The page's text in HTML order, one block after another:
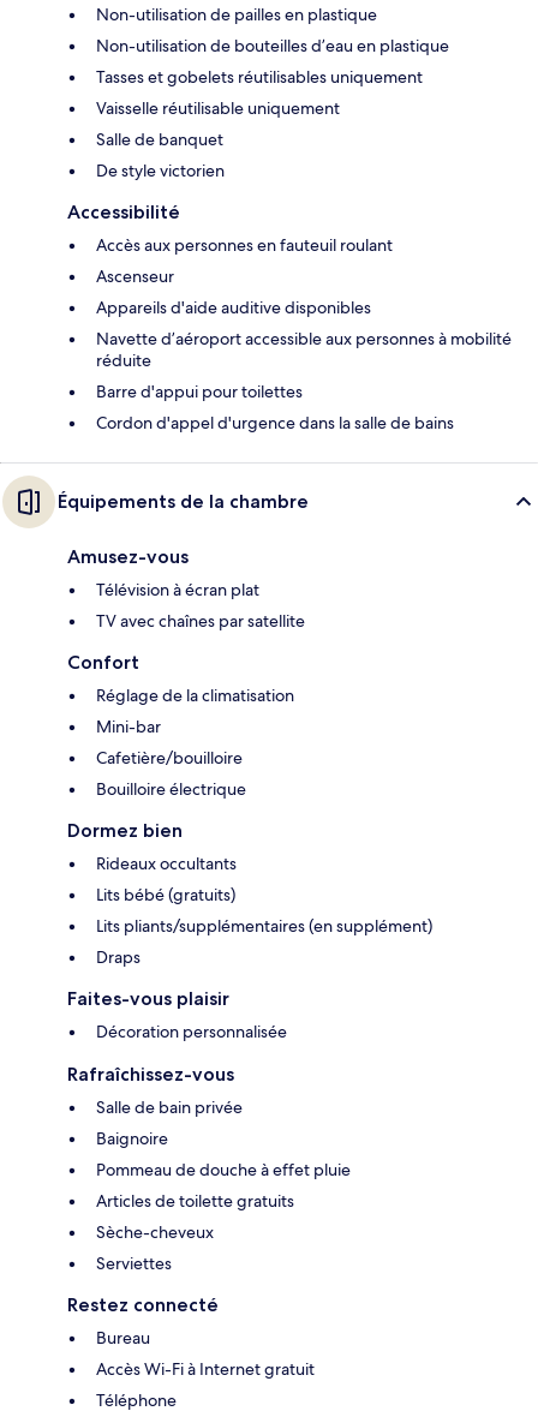
Non-utilisation de pailles en plastique
Non-utilisation de bouteilles d’eau en plastique
Tasses et gobelets réutilisables uniquement
Vaisselle réutilisable uniquement
Salle de banquet
De style victorien
Accessibilité
Accès aux personnes en fauteuil roulant
Ascenseur
Appareils d'aide auditive disponibles
Navette d’aéroport accessible aux personnes à mobilité
réduite
Barre d'appui pour toilettes
Cordon d'appel d'urgence dans la salle de bains
Équipements de la chambre
Amusez-vous
Télévision à écran plat
TV avec chaînes par satellite
Confort
Réglage de la climatisation
Mini-bar
Cafetière/bouilloire
Bouilloire électrique
Dormez bien
Rideaux occultants
Lits bébé (gratuits)
Lits pliants/supplémentaires (en supplément)
Draps
Faites-vous plaisir
Décoration personnalisée
Rafraîchissez-vous
Salle de bain privée
Baignoire
Pommeau de douche à effet pluie
Articles de toilette gratuits
Sèche-cheveux
Serviettes
Restez connecté
Bureau
Accès Wi-Fi à Internet gratuit
Téléphone